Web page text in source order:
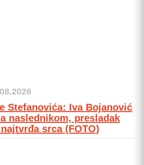
Stefanovića: Iva Bojanović
naslednikom, presladak
srca (FOTO)